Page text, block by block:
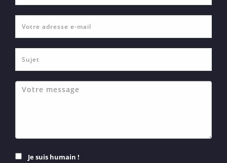
Je suis humain !